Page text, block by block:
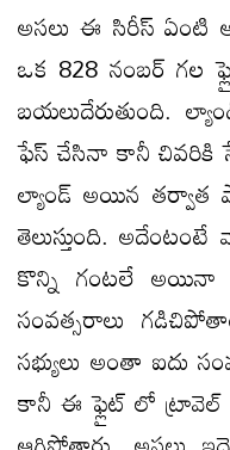
అసలు ఈ సిరీస్
ఒక 828 నంబర్ గల
బయలుదేరుతుంది.
ఫేస్ చేసినా కానీ చివరికి
ల్యాండ్ అయిన తర్వాత
తెలుస్తుంది.
కొన్ని గంటలే అయినా
సంవత్సరాలు
సభ్యులు అంతా ఐదు
కానీ ఈ ఫ్లైట్ లో